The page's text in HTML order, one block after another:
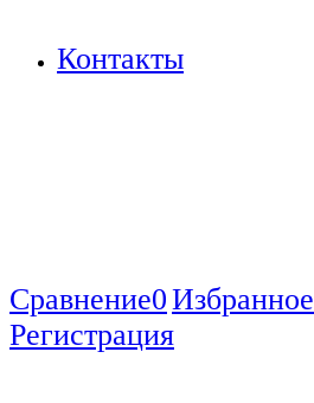
Контакты
Сравнение0Избранное
Регистрация